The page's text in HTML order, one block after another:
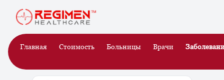
Главная Стоимость Больницы Врачи